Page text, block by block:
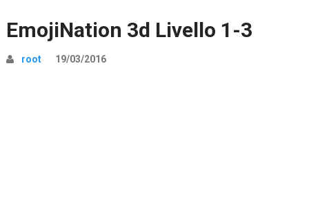
EmojiNation 3d Livello 1-3
root 19/03/2016